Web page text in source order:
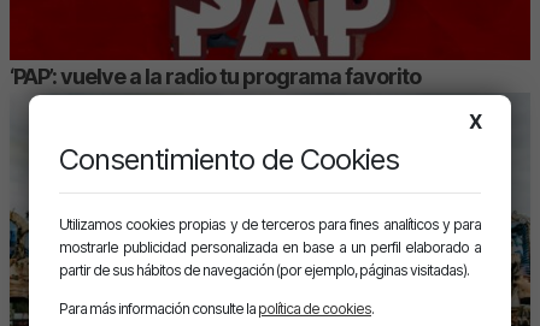
‘PAP’: vuelve a la radio tu programa favorito
X
Consentimiento de Cookies
Utilizamos cookies propias y de terceros para fines analíticos y para
mostrarle publicidad personalizada en base a un perfil elaborado a
partir de sus hábitos de navegación (por ejemplo, páginas visitadas).
Para más información consulte la política de cookies.